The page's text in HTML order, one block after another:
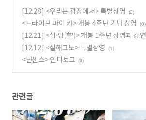
[12.28] <우리는 광장에서> 특별상영
(0)
<드라이브 마이 카> 개봉 4주년 기념 상영 (0)
[12.21] <섬·망(望)> 개봉 1주년 상영과 강연
[12.12] <절해고도> 특별상영 (1)
<넌센스> 인디토크 (0)
관련글